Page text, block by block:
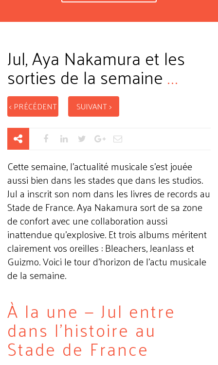
Jul, Aya Nakamura et les
sorties de la semaine...
< PRÉCÉDENT SUIVANT >
Cette semaine, l'actualité musicale s'est jouée
aussi bien dans les stades que dans les studios.
Jul a inscrit son nom dans les livres de records au
Stade de France. Aya Nakamura sort de sa zone
de confort avec une collaboration aussi
inattendue qu'explosive. Et trois albums méritent
clairement vos oreilles : Bleachers, JeanJass et
Guizmo. Voici le tour d'horizon de l'actu musicale
de la semaine.
À la une — Jul entre
dans l'histoire au
Stade de France